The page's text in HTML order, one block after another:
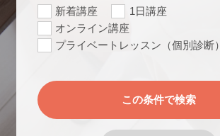
新着講座
1日講座
オンライン講座
プライベートレッスン（個別診断）